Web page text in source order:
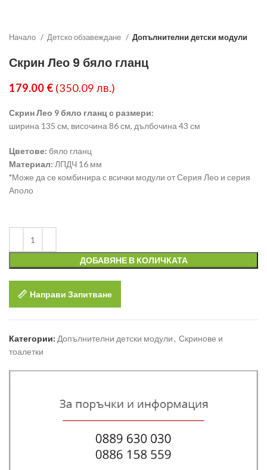
Начало Детско обзавеждане Допълнителни детски модули
Скрин Лео 9 бяло гланц
179.00 € (350.09 лв.)
Скрин Лео 9 бяло гланц с размери:
ширина 135 см, височина 86 см, дълбочина 43 см
Цветове: бяло гланц
Материал: ЛПДЧ 16 мм
*Може да се комбинира с всички модули от Серия Лео и серия
Аполо
ДОБАВЯНЕ В КОЛИЧКАТА
Направи Запитване
Категории: Допълнителни детски модули, Скринове и
тоалетки